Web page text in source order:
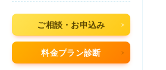
ご相談・お申込み
料金プラン診断